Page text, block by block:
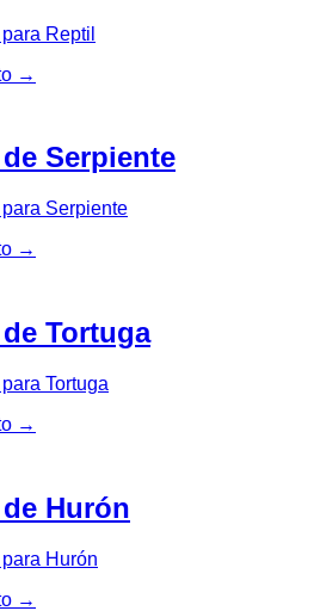
Reptil
→
Serpiente
Serpiente
→
Tortuga
Tortuga
→
Hurón
Hurón
→